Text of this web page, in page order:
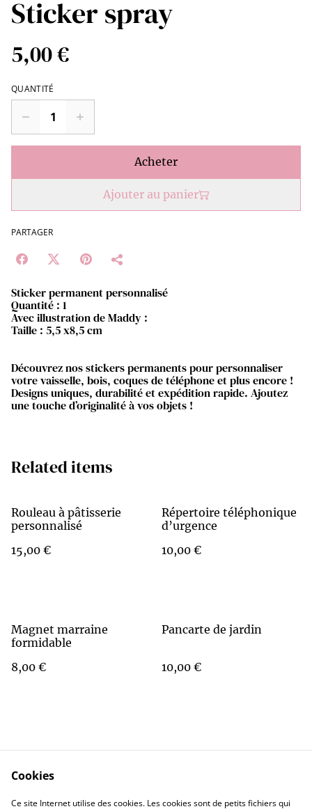
Sticker spray
5,00 €
QUANTITÉ
Acheter
Ajouter au panier
PARTAGER
Sticker permanent personnalisé
Quantité : 1
Avec illustration de Maddy :
Taille : 5,5 x8,5 cm
Découvrez nos stickers permanents pour personnaliser
votre vaisselle, bois, coques de téléphone et plus encore !
Designs uniques, durabilité et expédition rapide. Ajoutez
une touche d’originalité à vos objets !
Related items
Rouleau à pâtisserie
personnalisé
15,00 €
Répertoire téléphonique
d’urgence
10,00 €
Magnet marraine
formidable
8,00 €
Pancarte de jardin
10,00 €
Contact Us
Legal Terms
Cookies
Ce site Internet utilise des cookies. Les cookies sont de petits fichiers qui